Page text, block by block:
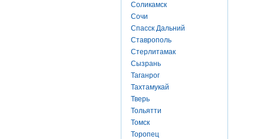
Соликамск
Сочи
Спасск Дальний
Ставрополь
Стерлитамак
Сызрань
Таганрог
Тахтамукай
Тверь
Тольятти
Томск
Торопец